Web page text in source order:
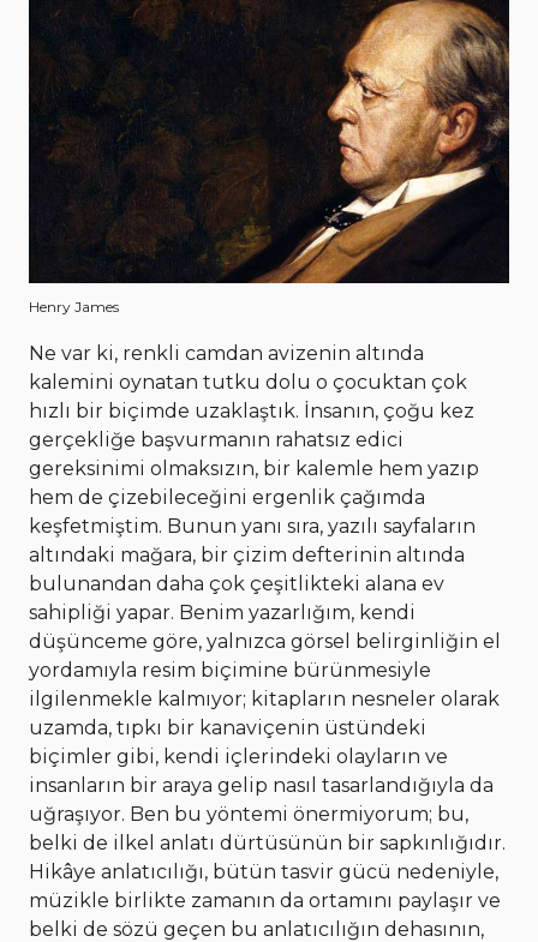
Henry James
Ne var ki, renkli camdan avizenin altında
kalemini oynatan tutku dolu o çocuktan çok
hızlı bir biçimde uzaklaştık. İnsanın, çoğu kez
gerçekliğe başvurmanın rahatsız edici
gereksinimi olmaksızın, bir kalemle hem yazıp
hem de çizebileceğini ergenlik çağımda
keşfetmiştim. Bunun yanı sıra, yazılı sayfaların
altındaki mağara, bir çizim defterinin altında
bulunandan daha çok çeşitlikteki alana ev
sahipliği yapar. Benim yazarlığım, kendi
düşünceme göre, yalnızca görsel belirginliğin el
yordamıyla resim biçimine bürünmesiyle
ilgilenmekle kalmıyor; kitapların nesneler olarak
uzamda, tıpkı bir kanaviçenin üstündeki
biçimler gibi, kendi içlerindeki olayların ve
insanların bir araya gelip nasıl tasarlandığıyla da
uğraşıyor. Ben bu yöntemi önermiyorum; bu,
belki de ilkel anlatı dürtüsünün bir sapkınlığıdır.
Hikâye anlatıcılığı, bütün tasvir gücü nedeniyle,
müzikle birlikte zamanın da ortamını paylaşır ve
belki de sözü geçen bu anlatıcılığın dehasının,